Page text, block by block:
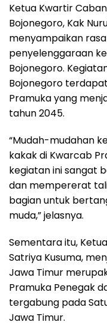
Ketua Kwartir
Bojonegoro, Kak
menyampaikan
penyelenggaraan
Bojonegoro.
Bojonegoro
Pramuka yang
tahun 2045.
“Mudah-mudahan
kakak di Kwarcab
kegiatan ini sangat
dan mempererat
bagian untuk
muda,” jelasnya.
Sementara itu,
Satriya Kusuma,
Jawa Timur
Pramuka Penegak
tergabung pada
Jawa Timur.